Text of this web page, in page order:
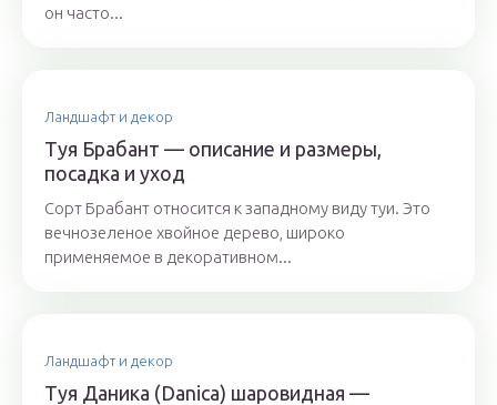
он часто...
Ландшафт и декор
Туя Брабант — описание и размеры,
посадка и уход
Сорт Брабант относится к западному виду туи. Это
вечнозеленое хвойное дерево, широко
применяемое в декоративном...
Ландшафт и декор
Туя Даника (Danica) шаровидная —